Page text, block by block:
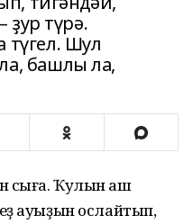
ҙур түрə.
Шул
башлы ла,
сыға. Ҡулын ҡаш
ауыҙын ослайтып,